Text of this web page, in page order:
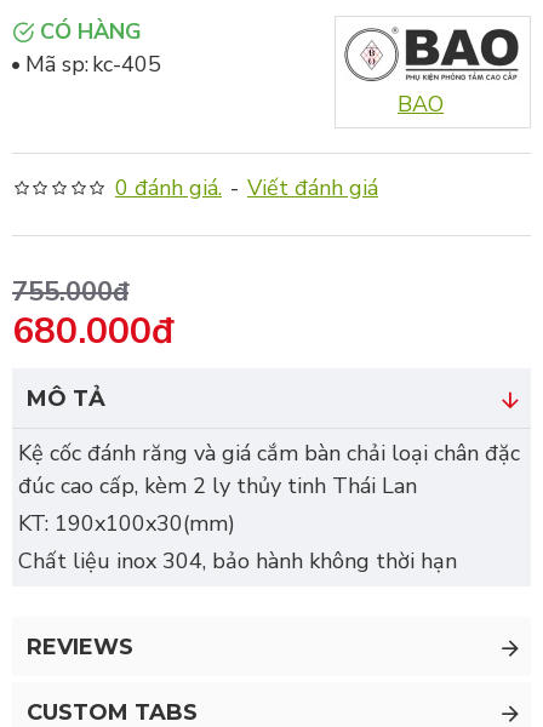
CÓ HÀNG
Mã sp:kc-405
BAO
0 đánh giá. - Viết đánh giá
680.000đ
755.000đ
MÔ TẢ
Kệ cốc đánh răng và giá cắm bàn chải loại chân đặc
đúc cao cấp, kèm 2 ly thủy tinh Thái Lan
KT: 190x100x30(mm)
Chất liệu inox 304, bảo hành không thời hạn
REVIEWS
CUSTOM TABS